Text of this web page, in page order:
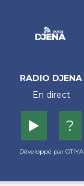
RADIO DJENA
En direct
▶️ ?
Développé par OTIYA